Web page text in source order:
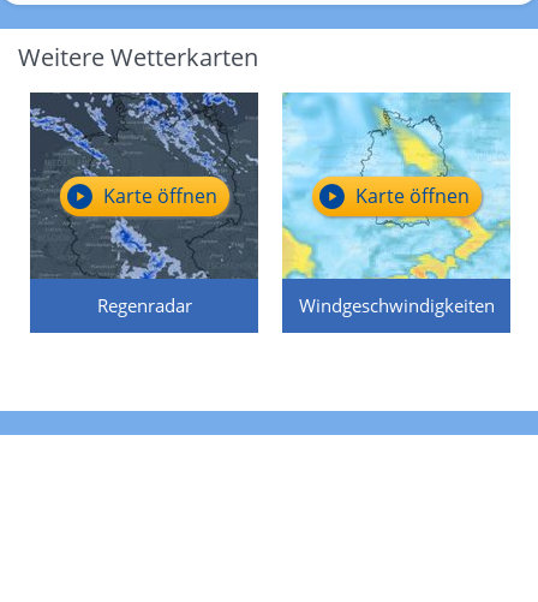
Weitere Wetterkarten
Regenradar
Karte öffnen
Windgeschwindigkeiten
Karte öffnen